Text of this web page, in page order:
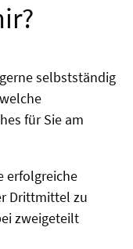
selbstständig
für Sie am
erfolgreiche
Drittmittel zu
zweigeteilt